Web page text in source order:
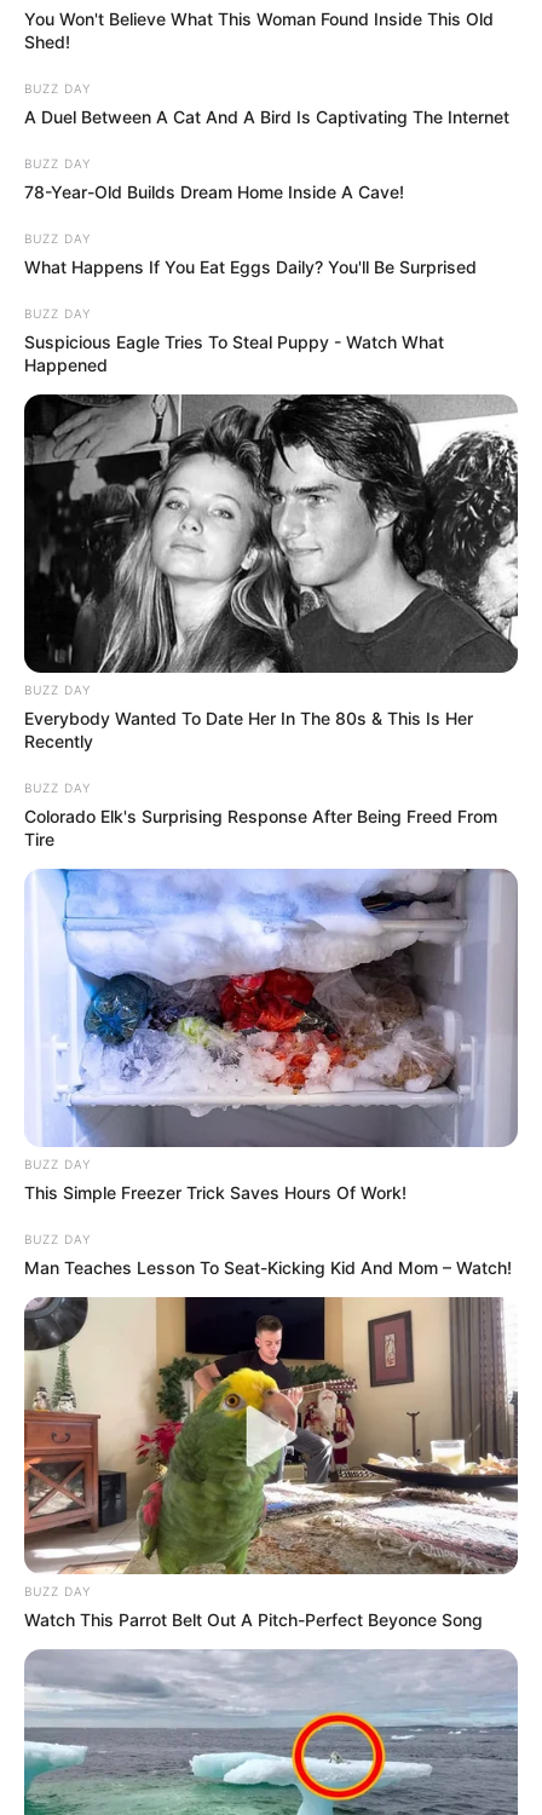
You Won't Believe What This Woman Found Inside This Old
Shed!
BUZZ DAY
A Duel Between A Cat And A Bird Is Captivating The Internet
BUZZ DAY
78-Year-Old Builds Dream Home Inside A Cave!
BUZZ DAY
What Happens If You Eat Eggs Daily? You'll Be Surprised
BUZZ DAY
Suspicious Eagle Tries To Steal Puppy - Watch What
Happened
BUZZ DAY
Everybody Wanted To Date Her In The 80s & This Is Her
Recently
BUZZ DAY
Colorado Elk's Surprising Response After Being Freed From
Tire
BUZZ DAY
This Simple Freezer Trick Saves Hours Of Work!
BUZZ DAY
Man Teaches Lesson To Seat-Kicking Kid And Mom – Watch!
BUZZ DAY
Watch This Parrot Belt Out A Pitch-Perfect Beyonce Song